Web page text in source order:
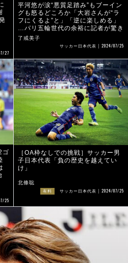
27
平河悠が涙“悪質足踏み”もブーイン
グも怒るどころか「大岩さんが“ラ
フにくるよ”と」「逆に楽しめる」
…パリ五輪世代の余裕に記者が驚き
了戒美子
サッカー日本代表 2024/07/25
ゴ
25
［OA枠なしでの挑戦］サッカー男
子日本代表「負の歴史を越えてい
け」
北條聡
有料 サッカー日本代表 2024/07/25